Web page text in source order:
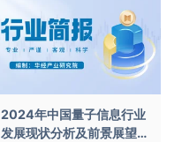
2024年中国量子信息行业
发展现状分析及前景展望报